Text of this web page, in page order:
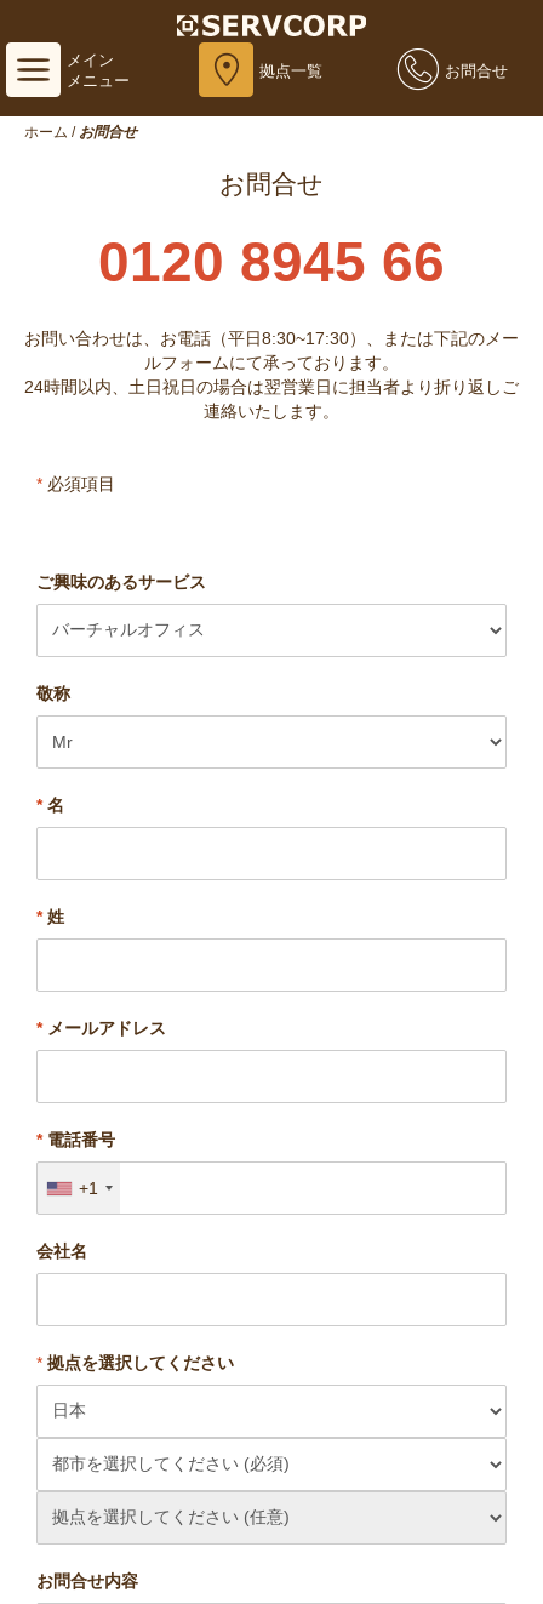
メイン
メニュー
拠点一覧 お問合せ
ホーム / お問合せ
お問合せ
0120 8945 66
お問い合わせは、お電話（平日8:30~17:30）、または下記のメー
ルフォームにて承っております。
24時間以内、土日祝日の場合は翌営業日に担当者より折り返しご
連絡いたします。
* 必須項目
ご興味のあるサービス
敬称
*名
*姓
*メールアドレス
*電話番号
+1
会社名
* 拠点を選択してください
お問合せ内容